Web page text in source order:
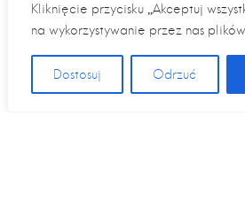
Kliknięcie przycisku „Akceptuj
na wykorzystywanie przez nas
Dostosuj Odrzuć